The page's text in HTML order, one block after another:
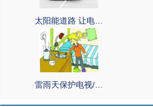
太阳能道路 让电…
雷雨天保护电视/…